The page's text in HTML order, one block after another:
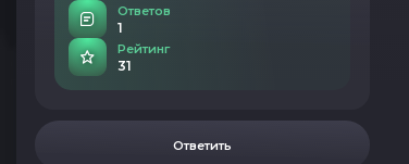
Ответов
1
Рейтинг
31
Ответить